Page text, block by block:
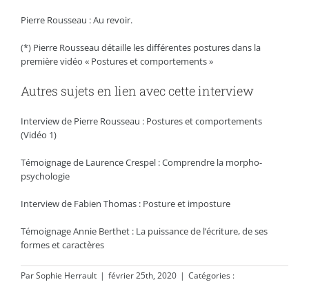
Pierre Rousseau : Au revoir.
(*) Pierre Rousseau détaille les différentes postures dans la
première vidéo « Postures et comportements »
Autres sujets en lien avec cette interview
Interview de Pierre Rousseau : Postures et comportements
(Vidéo 1)
Témoignage de Laurence Crespel : Comprendre la morpho-
psychologie
Interview de Fabien Thomas : Posture et imposture
Témoignage Annie Berthet : La puissance de l’écriture, de ses
formes et caractères
ParSophie Herrault | février 25th, 2020 | Catégories :